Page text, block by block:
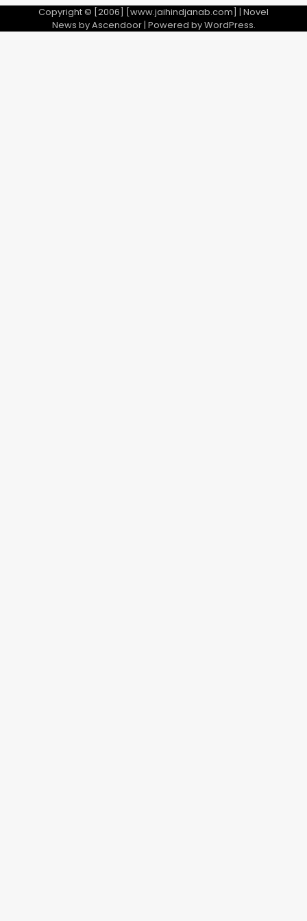
Copyright © [2006] [www.jaihindjanab.com] | Novel
News byAscendoor| Powered byWordPress.